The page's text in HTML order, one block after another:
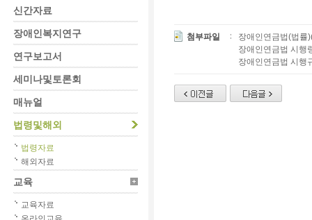
신간자료
장애인복지연구
연구보고서
세미나및토론회
매뉴얼
법령및해외
법령자료
해외자료
교육
교육자료
첨부파일
장애인연금법(법
장애인연금법 시행
장애인연금법 시행